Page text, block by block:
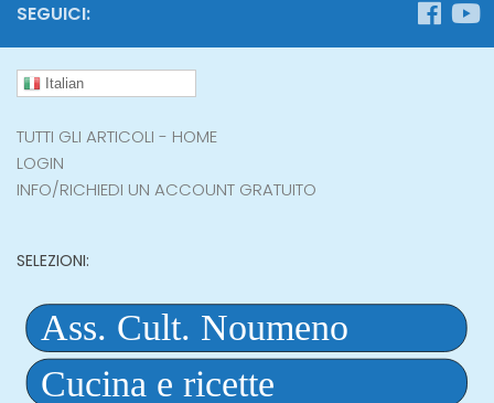
SEGUICI:
Italian
TUTTI GLI ARTICOLI - HOME
LOGIN
INFO/RICHIEDI UN ACCOUNT GRATUITO
SELEZIONI: